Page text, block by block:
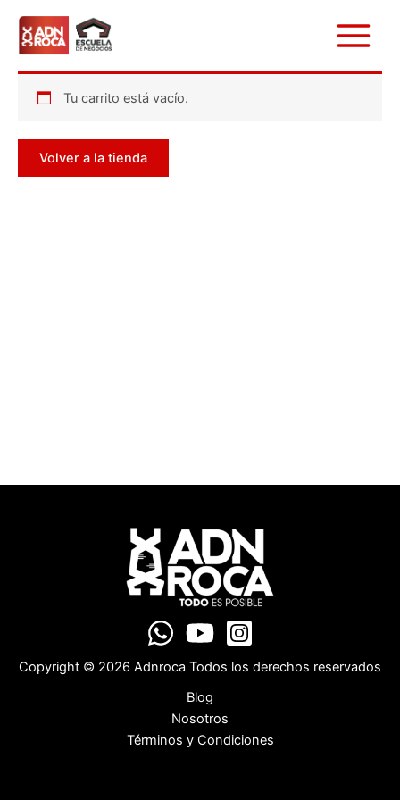
contenido
Menu
Tu carrito está vacío.
Volver a la tienda
Copyright © 2026 Adnroca Todos los derechos reservados
Blog
Nosotros
Términos y Condiciones